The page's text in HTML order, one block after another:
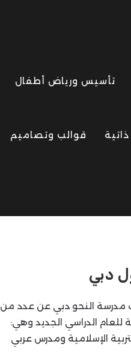
تأسيس ورياض أطفال
قوالب وتصاميم
دبي
مدرسة النحو دبي عن عدد من
للعام الدراسي الجديد وهي:
الإسلامية ومدرس عربي